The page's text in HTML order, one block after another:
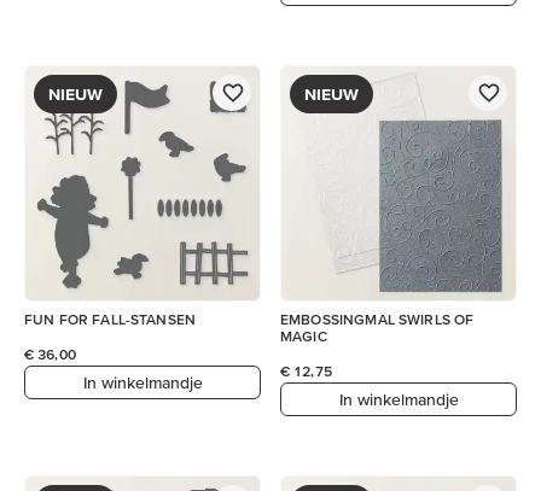
NIEUW
FUN FOR FALL-STANSEN
€ 36,00
In winkelmandje
NIEUW
EMBOSSINGMAL SWIRLS OF
MAGIC
€ 12,75
In winkelmandje